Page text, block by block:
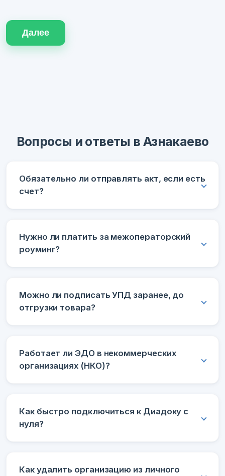
Далее
Вопросы и ответы в Азнакаево
Обязательно ли отправлять акт, если есть
счет?
Нужно ли платить за межоператорский
роуминг?
Можно ли подписать УПД заранее, до
отгрузки товара?
Работает ли ЭДО в некоммерческих
организациях (НКО)?
Как быстро подключиться к Диадоку с
нуля?
Как удалить организацию из личного